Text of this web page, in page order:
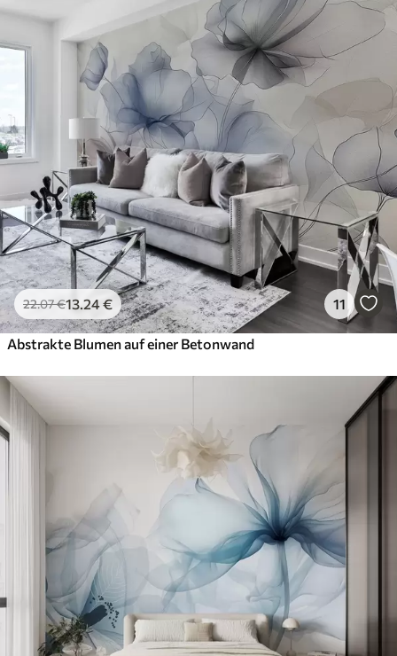
22.07€13.24€ 11
Abstrakte Blumen auf einer Betonwand